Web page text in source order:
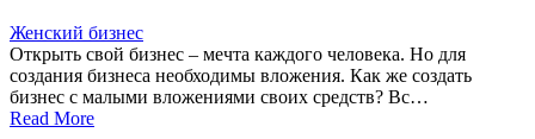
Женский бизнес
Открыть свой бизнес – мечта каждого человека. Но для
создания бизнеса необходимы вложения. Как же создать
бизнес с малыми вложениями своих средств? Вс…
Read More